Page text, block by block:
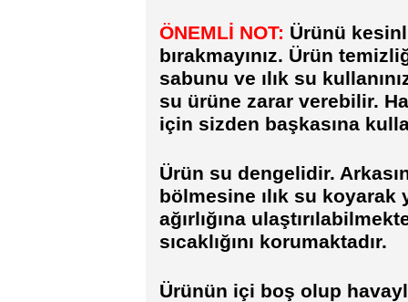
ÖNEMLİ NOT: Ürünü
bırakmayınız. Ürün
sabunu ve ılık su
su ürüne zarar verebilir.
için sizden başkasına
Ürün su dengelidir.
bölmesine ılık su koyarak
ağırlığına
sıcaklığını korumaktadır.
Ürünün içi boş olup